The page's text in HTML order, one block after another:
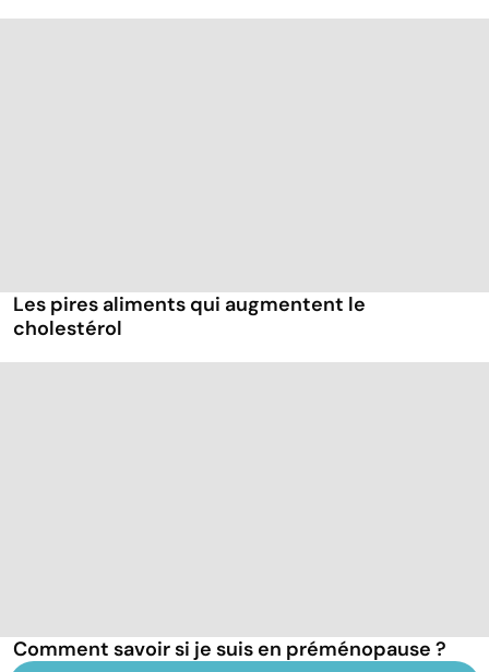
Les pires aliments qui augmentent le
cholestérol
Comment savoir si je suis en préménopause ?